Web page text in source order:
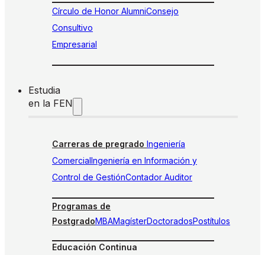
Círculo de Honor AlumniConsejo
Consultivo
Empresarial
Estudia
en la FEN
Carreras de pregrado Ingeniería
ComercialIngeniería en Información y
Control de GestiónContador Auditor
Programas de
PostgradoMBAMagísterDoctoradosPostítulos
Educación Continua